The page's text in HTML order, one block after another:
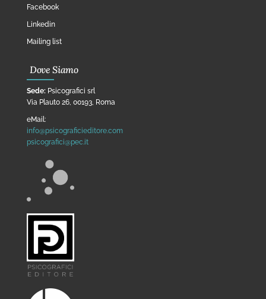
Facebook
Linkedin
Mailing list
Dove Siamo
Sede: Psicografici srl
Via Plauto 26, 00193, Roma
eMail:
info@psicograficieditore.com
psicografici@pec.it